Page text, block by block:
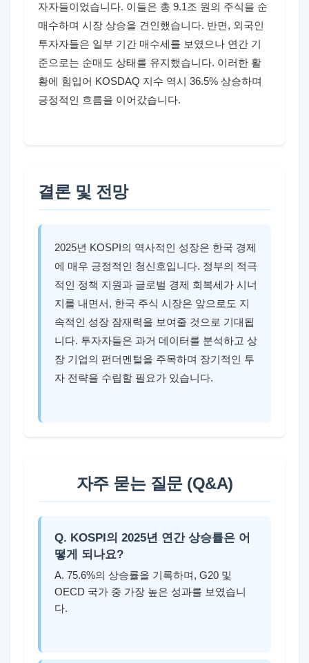
자자들이었습니다. 이들은 총 9.1조 원의 주식을 순
매수하며 시장 상승을 견인했습니다. 반면, 외국인
투자자들은 일부 기간 매수세를 보였으나 연간 기
준으로는 순매도 상태를 유지했습니다. 이러한 활
황에 힘입어 KOSDAQ 지수 역시 36.5% 상승하며
긍정적인 흐름을 이어갔습니다.
결론 및 전망
2025년 KOSPI의 역사적인 성장은 한국 경제
에 매우 긍정적인 청신호입니다. 정부의 적극
적인 정책 지원과 글로벌 경제 회복세가 시너
지를 내면서, 한국 주식 시장은 앞으로도 지
속적인 성장 잠재력을 보여줄 것으로 기대됩
니다. 투자자들은 과거 데이터를 분석하고 상
장 기업의 펀더멘털을 주목하며 장기적인 투
자 전략을 수립할 필요가 있습니다.
자주 묻는 질문 (Q&A)
Q. KOSPI의 2025년 연간 상승률은 어
떻게 되나요?
A. 75.6%의 상승률을 기록하며, G20 및
OECD 국가 중 가장 높은 성과를 보였습니
다.